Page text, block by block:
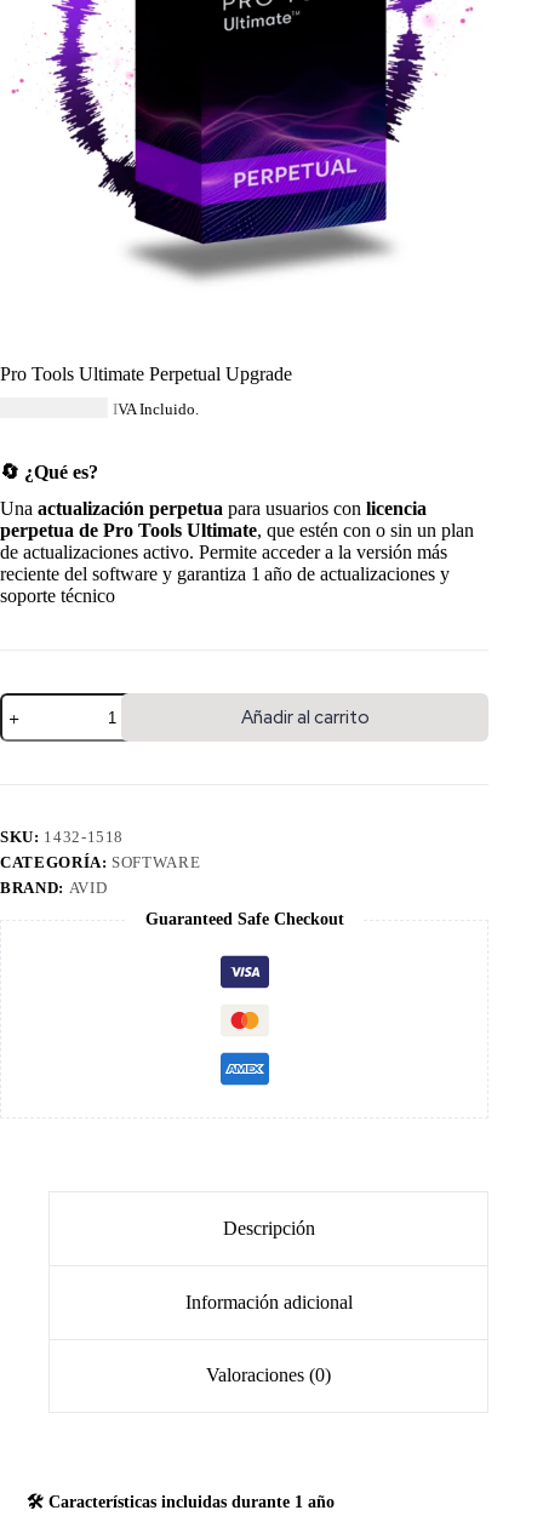
Pro Tools Ultimate Perpetual Upgrade
IVA Incluido.
🔄 ¿Qué es?
Una actualización perpetua para usuarios con licencia
perpetua de Pro Tools Ultimate, que estén con o sin un plan
de actualizaciones activo. Permite acceder a la versión más
reciente del software y garantiza 1 año de actualizaciones y
soporte técnico
Añadir al carrito
SKU: 1432-1518
CATEGORÍA: SOFTWARE
BRAND: AVID
Guaranteed Safe Checkout
Descripción
Información adicional
Valoraciones (0)
🛠️ Características incluidas durante 1 año